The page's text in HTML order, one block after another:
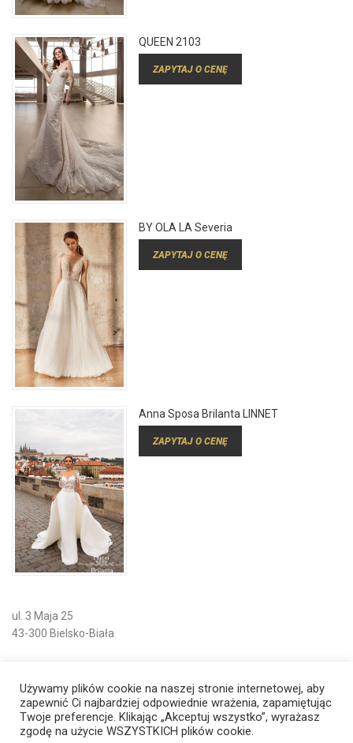
QUEEN 2103
ZAPYTAJ O CENĘ
BY OLA LA Severia
ZAPYTAJ O CENĘ
Anna Sposa Brilanta LINNET
ZAPYTAJ O CENĘ
ul. 3 Maja 25
43-300 Bielsko-Biała
kom.+48 606 669 634
Używamy plików cookie na naszej stronie internetowej, aby
zapewnić Ci najbardziej odpowiednie wrażenia, zapamiętując
Twoje preferencje. Klikając „Akceptuj wszystko”, wyrażasz
zgodę na użycie WSZYSTKICH plików cookie.